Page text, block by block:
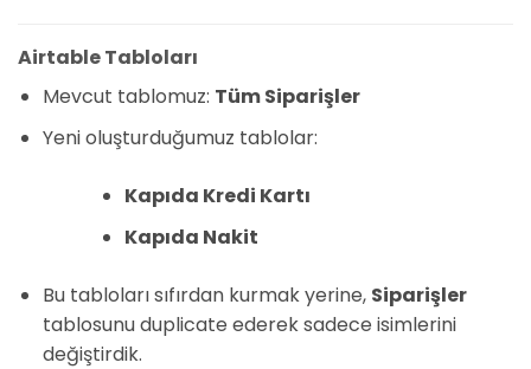
Airtable Tabloları
Mevcut tablomuz: Tüm Siparişler
Yeni oluşturduğumuz tablolar:
Kapıda Kredi Kartı
Kapıda Nakit
Bu tabloları sıfırdan kurmak yerine, Siparişler
tablosunu duplicate ederek sadece isimlerini
değiştirdik.